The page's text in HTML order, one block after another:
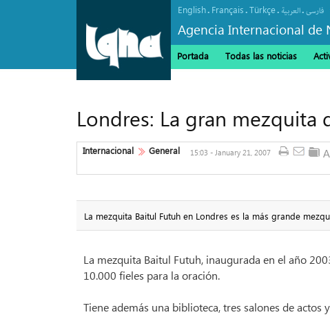
English. Français.Türkçe. العربیة.فارسی
Agencia Internacional de
Portada Todas las noticias
Londres: La gran mezquita
Internacional General
15:03 - January 21, 2007
La mezquita Baitul Futuh en Londres es la más grande
La mezquita Baitul Futuh, inaugurada en el año
10.000 fieles para la oración.
Tiene además una biblioteca, tres salones de